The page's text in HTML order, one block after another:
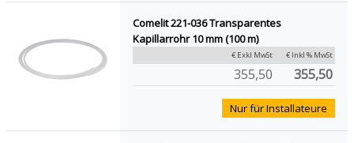
Comelit 221-036 Transparentes
Kapillarrohr 10 mm (100 m)
€ Exkl MwSt € Inkl % MwSt
355,50 355,50
Nur für Installateure